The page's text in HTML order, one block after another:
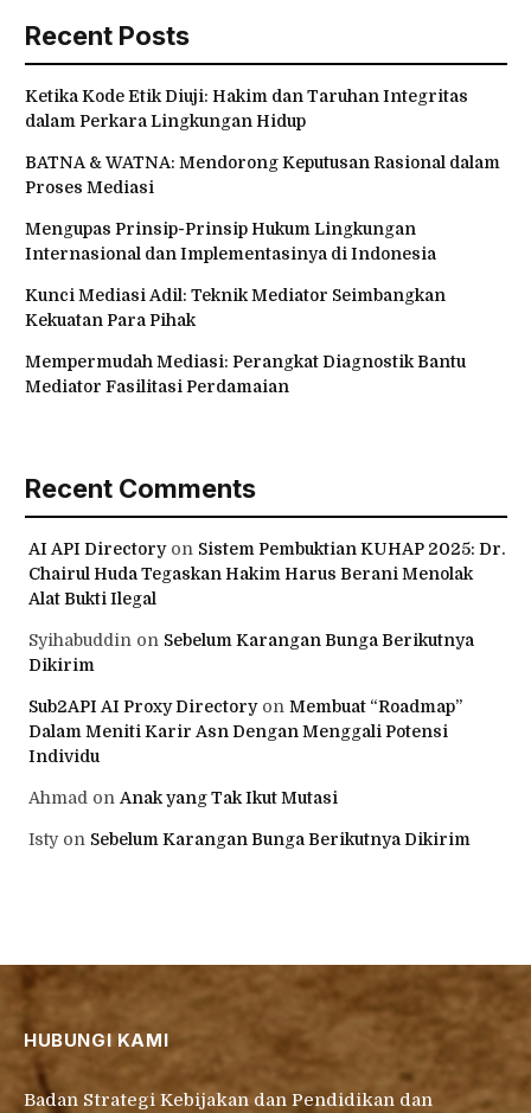
Recent Posts
Ketika Kode Etik Diuji: Hakim dan Taruhan Integritas
dalam Perkara Lingkungan Hidup
BATNA & WATNA: Mendorong Keputusan Rasional dalam
Proses Mediasi
Mengupas Prinsip-Prinsip Hukum Lingkungan
Internasional dan Implementasinya di Indonesia
Kunci Mediasi Adil: Teknik Mediator Seimbangkan
Kekuatan Para Pihak
Mempermudah Mediasi: Perangkat Diagnostik Bantu
Mediator Fasilitasi Perdamaian
Recent Comments
AI API Directoryon Sistem Pembuktian KUHAP 2025: Dr.
Chairul Huda Tegaskan Hakim Harus Berani Menolak
Alat Bukti Ilegal
Syihabuddin on Sebelum Karangan Bunga Berikutnya
Dikirim
Sub2API AI Proxy Directoryon Membuat “Roadmap”
Dalam Meniti Karir Asn Dengan Menggali Potensi
Individu
Ahmad on Anak yang Tak Ikut Mutasi
Istyon Sebelum Karangan Bunga Berikutnya Dikirim
HUBUNGI KAMI
Badan Strategi Kebijakan dan Pendidikan dan